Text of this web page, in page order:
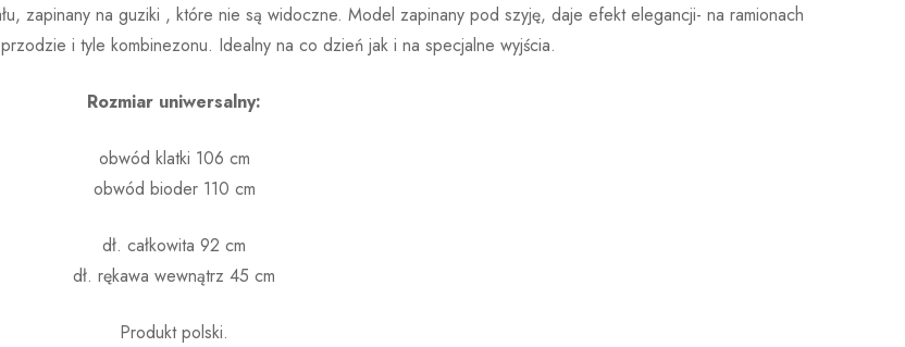
zapinany na guziki , które nie są widoczne. Model zapinany pod szyję, daje efekt elegancji- na ramionach
i tyle kombinezonu. Idealny na co dzień jak i na specjalne wyjścia.
Rozmiar uniwersalny:
obwód klatki 106 cm
obwód bioder 110 cm
dł. całkowita 92 cm
dł. rękawa wewnątrz 45 cm
Produkt polski.